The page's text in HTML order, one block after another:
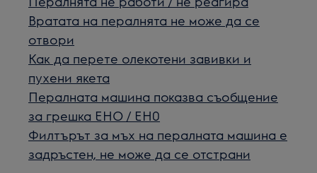
Вратата на пералнята не може да се
отвори
Как да перетe олекотени завивки и
пухени якета
Пералната машина показва съобщение
за грешка EHO / EH0
Филтърът за мъх на пералната машина е
задръстен, не може да се отстрани